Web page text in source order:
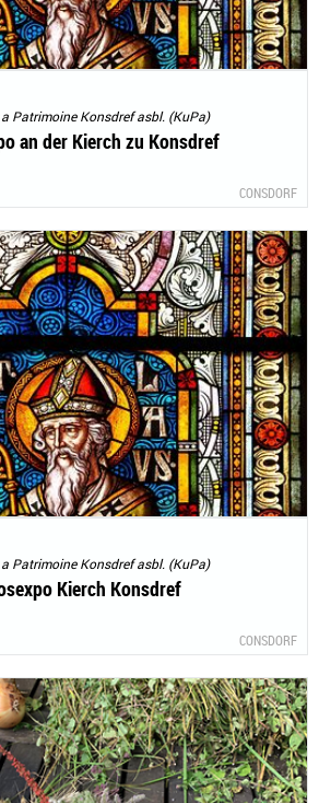
Patrimoine Konsdref asbl. (KuPa)
an der Kierch zu Konsdref
CONSDORF
Patrimoine Konsdref asbl. (KuPa)
Kierch Konsdref
CONSDORF